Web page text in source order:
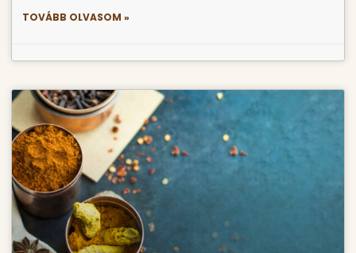
TOVÁBB OLVASOM »